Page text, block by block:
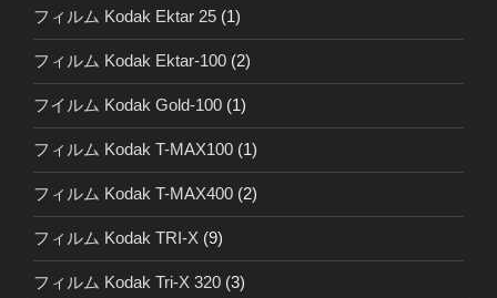
フィルム Kodak Ektar 25 (1)
フィルム Kodak Ektar-100 (2)
フイルム Kodak Gold-100 (1)
フィルム Kodak T-MAX100 (1)
フィルム Kodak T-MAX400 (2)
フィルム Kodak TRI-X (9)
フィルム Kodak Tri-X 320 (3)